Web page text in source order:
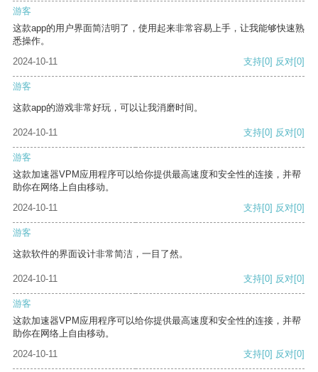
游客
这款app的用户界面简洁明了，使用起来非常容易上手，让我能够快速熟
悉操作。
2024-10-11
支持[0] 反对[0]
游客
这款app的游戏非常好玩，可以让我消磨时间。
2024-10-11 支持[0] 反对[0]
游客
这款加速器VPM应用程序可以给你提供最高速度和安全性的连接，并帮
助你在网络上自由移动。
2024-10-11
支持[0] 反对[0]
游客
这款软件的界面设计非常简洁，一目了然。
2024-10-11 支持[0] 反对[0]
游客
这款加速器VPM应用程序可以给你提供最高速度和安全性的连接，并帮
助你在网络上自由移动。
2024-10-11
支持[0] 反对[0]